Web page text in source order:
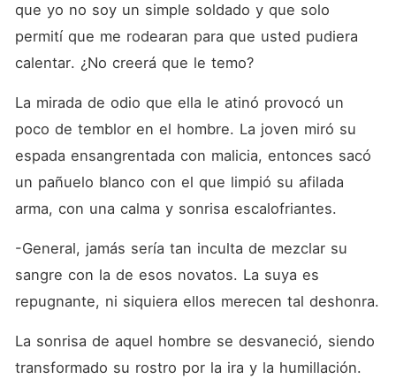
que yo no soy un simple soldado y que solo
permití que me rodearan para que usted pudiera
calentar. ¿No creerá que le temo?
La mirada de odio que ella le atinó provocó un
poco de temblor en el hombre. La joven miró su
espada ensangrentada con malicia, entonces sacó
un pañuelo blanco con el que limpió su afilada
arma, con una calma y sonrisa escalofriantes.
-General, jamás sería tan inculta de mezclar su
sangre con la de esos novatos. La suya es
repugnante, ni siquiera ellos merecen tal deshonra.
La sonrisa de aquel hombre se desvaneció, siendo
transformado su rostro por la ira y la humillación.